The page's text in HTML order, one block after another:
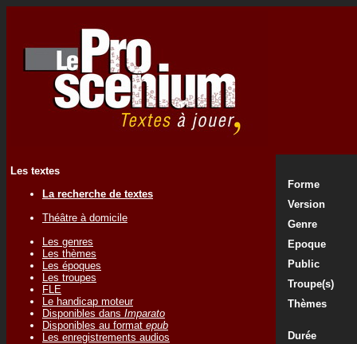
Les textes
La recherche de textes
Théâtre à domicile
Les genres
Les thèmes
Les époques
Les troupes
FLE
Le handicap moteur
Disponibles dans Imparato
Disponibles au format epub
Les enregistrements audios
Forme
Version
Genre
Epoque
Public
Troupe(s)
Thèmes
Durée